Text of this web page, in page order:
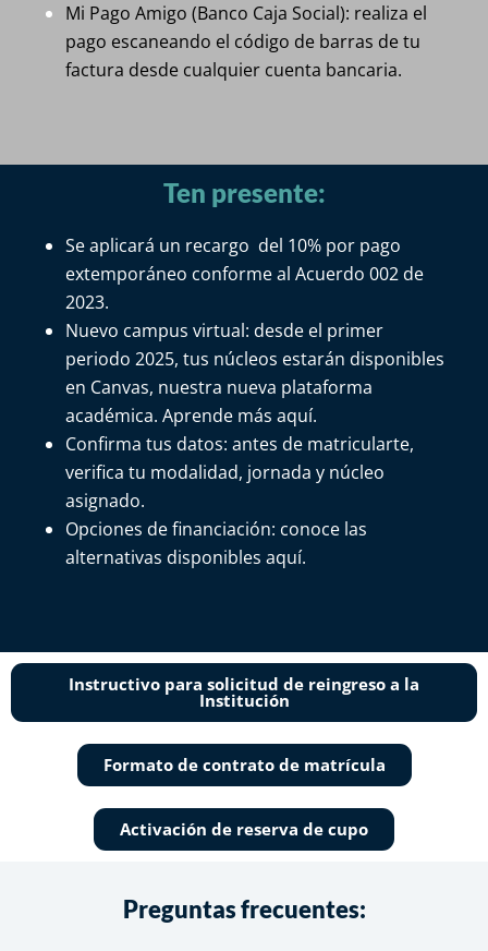
Mi Pago Amigo (Banco Caja Social): realiza el
pago escaneando el código de barras de tu
factura desde cualquier cuenta bancaria.
Ten presente:
Se aplicará un recargo del 10% por pago
extemporáneo conforme al Acuerdo 002 de
2023.
Nuevo campus virtual: desde el primer
periodo 2025, tus núcleos estarán disponibles
en Canvas, nuestra nueva plataforma
académica. Aprende más aquí.
Confirma tus datos: antes de matricularte,
verifica tu modalidad, jornada y núcleo
asignado.
Opciones de financiación: conoce las
alternativas disponibles aquí.
Instructivo para solicitud de reingreso a la
Institución
Formato de contrato de matrícula
Activación de reserva de cupo
Preguntas frecuentes: